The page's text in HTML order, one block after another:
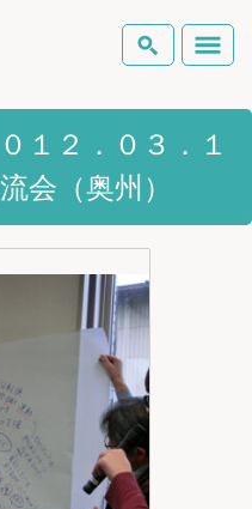
検索
１２．０３．１
会（奥州）